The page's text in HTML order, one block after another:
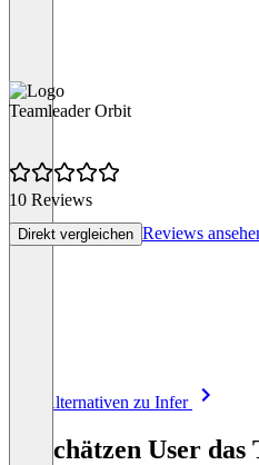
Teamleader Orbit
10 Reviews
Direkt vergleichen Reviews
Alle Alternativen zu Infer
So schätzen User